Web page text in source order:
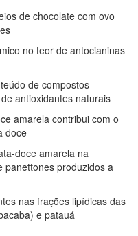
de chocolate com ovo
no teor de antocianinas
de compostos
antioxidantes naturais
amarela contribui com o
doce
doce amarela na
panettones produzidos a
nas frações lipídicas das
e patauá